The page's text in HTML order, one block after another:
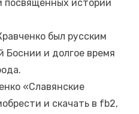
посвящённых истории
был русским
Боснии и долгое время
«Славянские
и скачать в fb2,